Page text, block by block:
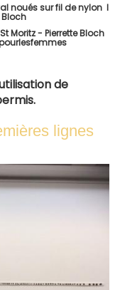
noués sur fil de nylon l
Bloch
Moritz - Pierrette Bloch
de
lignes